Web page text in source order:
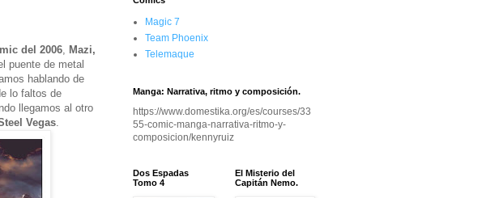
del 2006, Mazi,
puente de metal
hablando de
lo faltos de
llegamos al otro
Vegas.
Magic 7
Team Phoenix
Telemaque
Manga: Narrativa, ritmo y composición.
https://www.domestika.org/es/courses/33
55-comic-manga-narrativa-ritmo-y-
composicion/kennyruiz
Dos Espadas
Tomo 4
El Misterio del
Capitán Nemo.